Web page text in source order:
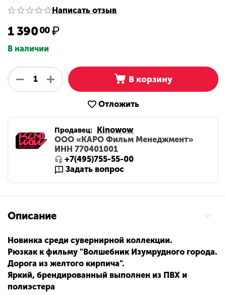
Написать отзыв
1 39000₽
В наличии
+
− В корзину
Отложить
Продавец: Kinowow
ООО «КАРО Фильм Менеджмент»
ИНН 770401001
+7(495)755-55-00
Задать вопрос
Описание
Новинка среди сувернирной коллекции.
Рюзкак к фильму "Волшебник Изумрудного города.
Дорога из желтого кирпича".
Яркий, брендированный выполнен из ПВХ и
полиэстера